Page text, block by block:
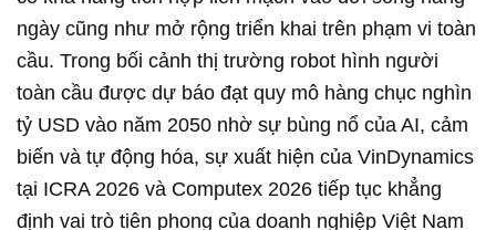
ngày cũng như mở rộng triển khai trên phạm vi toàn
cầu. Trong bối cảnh thị trường robot hình người
toàn cầu được dự báo đạt quy mô hàng chục nghìn
tỷ USD vào năm 2050 nhờ sự bùng nổ của AI, cảm
biến và tự động hóa, sự xuất hiện của VinDynamics
tại ICRA 2026 và Computex 2026 tiếp tục khẳng
định vai trò tiên phong của doanh nghiệp Việt Nam